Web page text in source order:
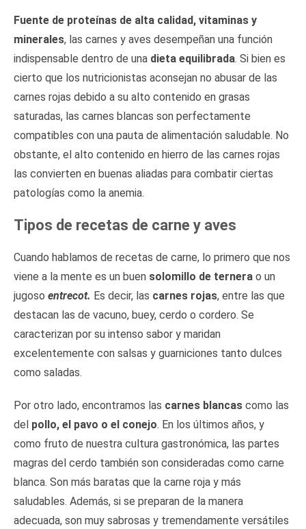
Fuente de proteínas de alta calidad, vitaminas y
minerales, las carnes y aves desempeñan una función
indispensable dentro de una dieta equilibrada. Si bien es
cierto que los nutricionistas aconsejan no abusar de las
carnes rojas debido a su alto contenido en grasas
saturadas, las carnes blancas son perfectamente
compatibles con una pauta de alimentación saludable. No
obstante, el alto contenido en hierro de las carnes rojas
las convierten en buenas aliadas para combatir ciertas
patologías como la anemia.
Tipos de recetas de carne y aves
Cuando hablamos de recetas de carne, lo primero que nos
viene a la mente es un buen solomillo de ternera o un
jugoso entrecot. Es decir, las carnes rojas, entre las que
destacan las de vacuno, buey, cerdo o cordero. Se
caracterizan por su intenso sabor y maridan
excelentemente con salsas y guarniciones tanto dulces
como saladas.
Por otro lado, encontramos las carnes blancas como las
del pollo, el pavo o el conejo. En los últimos años, y
como fruto de nuestra cultura gastronómica, las partes
magras del cerdo también son consideradas como carne
blanca. Son más baratas que la carne roja y más
saludables. Además, si se preparan de la manera
adecuada, son muy sabrosas y tremendamente versátiles